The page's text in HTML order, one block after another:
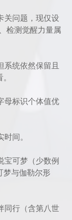
关问题，现仅设
检测觉醒力量属
系统依然保留且
母标识个体值优
间。
宝可梦（少数例
梦与伽勒尔形
同行（含第八世